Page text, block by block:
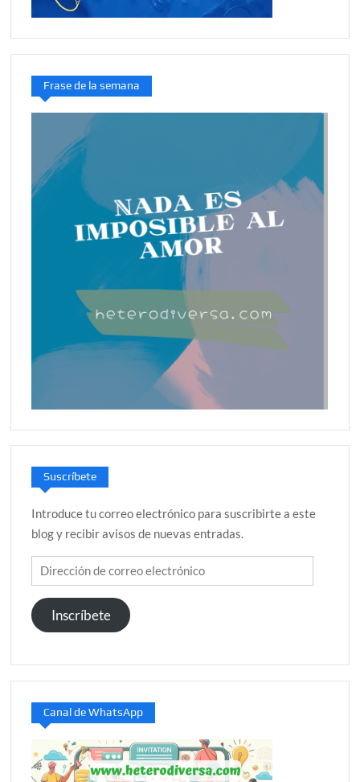
Frase de la semana
Suscríbete
Introduce tu correo electrónico para suscribirte a este
blog y recibir avisos de nuevas entradas.
Dirección
de
correo
electrónico
Inscríbete
Canal de WhatsApp